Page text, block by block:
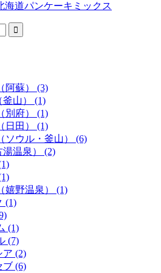
海道パンケーキミックス
阿蘇） (3)
釜山） (1)
別府） (1)
日田） (1)
ソウル・釜山） (6)
湯温泉） (2)
嬉野温泉） (1)
(1)
(1)
(7)
ア (2)
ブ (6)